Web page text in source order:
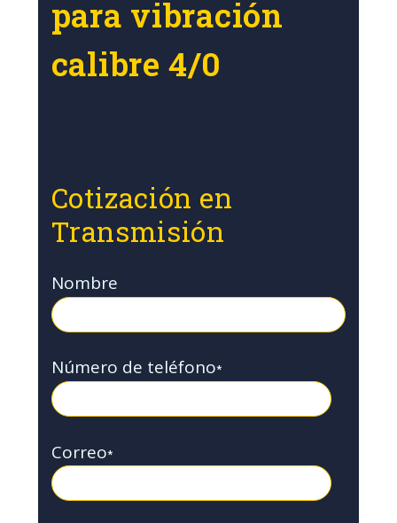
para vibración
calibre 4/0
Cotización en
Transmisión
Nombre
Número de teléfono*
Correo*